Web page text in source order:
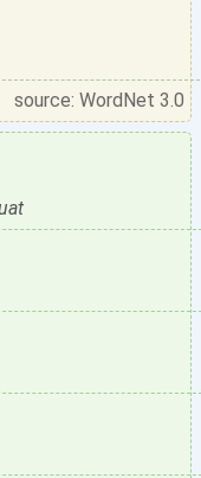
source: WordNet 3.0